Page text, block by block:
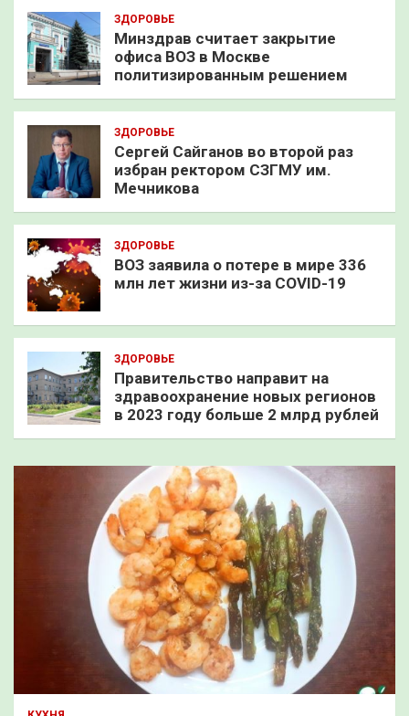
ЗДОРОВЬЕ
Минздрав считает закрытие
офиса ВОЗ в Москве
политизированным решением
ЗДОРОВЬЕ
Сергей Сайганов во второй раз
избран ректором СЗГМУ им.
Мечникова
ЗДОРОВЬЕ
ВОЗ заявила о потере в мире 336
млн лет жизни из-за COVID-19
ЗДОРОВЬЕ
Правительство направит на
здравоохранение новых регионов
в 2023 году больше 2 млрд рублей